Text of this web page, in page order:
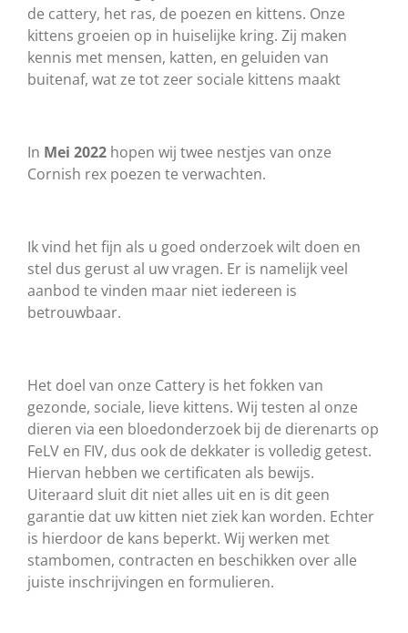
de cattery, het ras, de poezen en kittens. Onze
kittens groeien op in huiselijke kring. Zij maken
kennis met mensen, katten, en geluiden van
buitenaf, wat ze tot zeer sociale kittens maakt
In Mei 2022 hopen wij twee nestjes van onze
Cornish rex poezen te verwachten.
Ik vind het fijn als u goed onderzoek wilt doen en
stel dus gerust al uw vragen. Er is namelijk veel
aanbod te vinden maar niet iedereen is
betrouwbaar.
Het doel van onze Cattery is het fokken van
gezonde, sociale, lieve kittens. Wij testen al onze
dieren via een bloedonderzoek bij de dierenarts op
FeLV en FIV, dus ook de dekkater is volledig getest.
Hiervan hebben we certificaten als bewijs.
Uiteraard sluit dit niet alles uit en is dit geen
garantie dat uw kitten niet ziek kan worden. Echter
is hierdoor de kans beperkt. Wij werken met
stambomen, contracten en beschikken over alle
juiste inschrijvingen en formulieren.